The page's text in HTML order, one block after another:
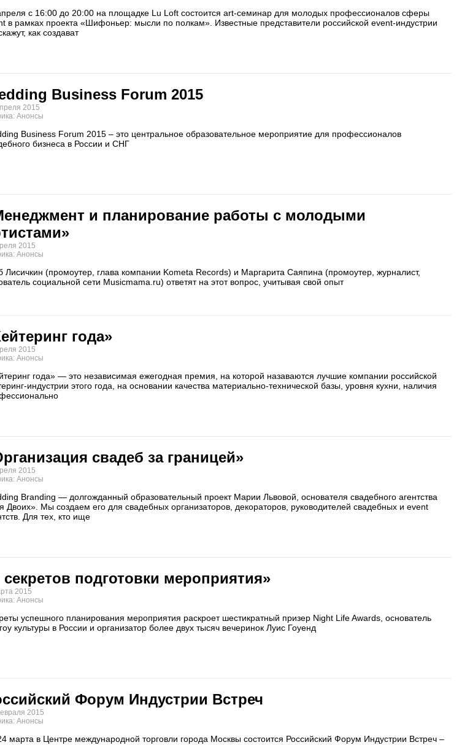
с 16:00 до 20:00 на площадке Lu Loft состоится art-семинар для молодых профессионалов сферы
в рамках проекта «Шифоньер: мысли по полкам». Известные представители российской event-индустрии
как создават
Business Forum 2015
2015
Анонсы
Business Forum 2015 – это центральное образовательное мероприятие для профессионалов
бизнеса в России и СНГ
и планирование работы с молодыми
2015
Анонсы
Лисичкин (промоутер, глава компании Kometa Records) и Маргарита Саяпина (промоутер, журналист,
социальной сети Musicmama.ru) ответят на этот вопрос, учитывая свой опыт
года»
2015
Анонсы
года» — это независимая ежегодная премия, на которой назаваются лучшие компании российской
индустрии этого года, на основании качества материально-технической базы, уровня кухни, наличия
свадеб за границей»
2015
Анонсы
Branding — долгожданный образовательный проект Марии Львовой, основателя свадебного агентства
Двоих». Мы создаем его для свадебных организаторов, декораторов, руководителей свадебных и event
Для тех, кто ище
секретов подготовки мероприятия»
2015
Анонсы
успешного планирования мероприятия раскроет шестикратный призер Night Life Awards, основатель
культуры в России и организатор более двух тысяч вечеринок Луис Гоуенд
Форум Индустрии Встреч
2015
Анонсы
марта в Центре международной торговли города Москвы состоится Российский Форум Индустрии Встреч –